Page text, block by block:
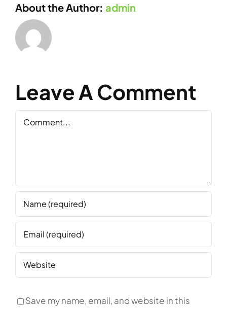
About the Author: admin
Leave A Comment
Comment
Save my name, email, and website in this